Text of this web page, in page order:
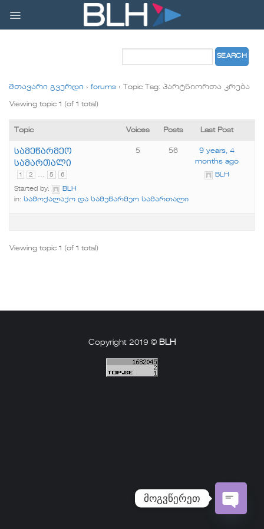
content
მთავარი გვერდი › forums › Topic Tag: პარტნიორთა კრება
Viewing topic 1 (of 1 total)
Topic Voices Posts Last Post
სამეწარმეო
სამართალი
1 2 … 5 6
Started by:
BLH
in: სამოქალაქო და სამეწარმეო სამართალი
5 56
9 years, 4
months ago
BLH
Viewing topic 1 (of 1 total)
Copyright 2019 © BLH
მოგვწერეთ